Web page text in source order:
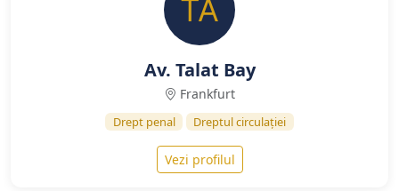
Av. Talat Bay
Frankfurt
Drept penal Dreptul circulației
Vezi profilul